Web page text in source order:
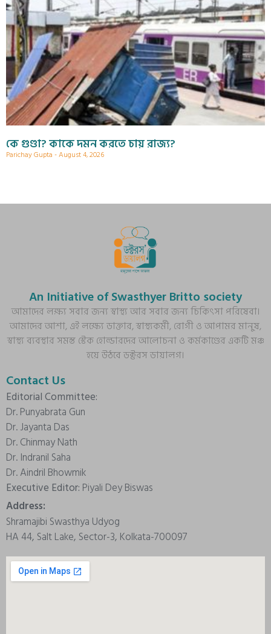
কে গুণ্ডা? কাকে দমন করতে চায় রাজ্য?
Parichay Gupta August 4, 2026
An Initiative of Swasthyer Britto society
আমাদের লক্ষ্য সবার জন্য স্বাস্থ্য আর সবার জন্য চিকিৎসা পরিষেবা।
আমাদের আশা, এই লক্ষ্যে ডাক্তার, স্বাস্থ্যকর্মী, রোগী ও আপামর মানুষ,
স্বাস্থ্য ব্যবস্থার সমস্ত স্টেক হোল্ডারদের আলোচনা ও কর্মকাণ্ডের একটি মঞ্চ
হয়ে উঠবে ডক্টরস ডায়ালগ।
Contact Us
Editorial Committee:
Dr. Punyabrata Gun
Dr. Jayanta Das
Dr. Chinmay Nath
Dr. Indranil Saha
Dr. Aindril Bhowmik
Executive Editor: Piyali Dey Biswas
Address:
Shramajibi Swasthya Udyog
HA 44, Salt Lake, Sector-3, Kolkata-700097